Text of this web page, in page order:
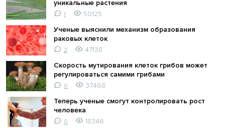
уникальные растения
1
50125
Ученые выяснили механизм образования
раковых клеток
2
47138
Скорость мутирования клеток грибов может
регулироваться самими грибами
0
37468
Теперь ученые смогут контролировать рост
человека
0 18346